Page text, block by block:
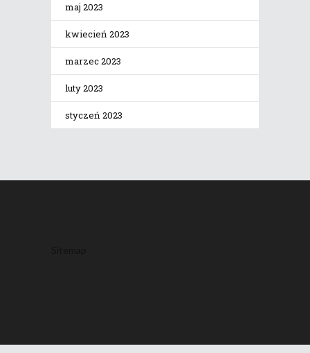
maj 2023
kwiecień 2023
marzec 2023
luty 2023
styczeń 2023